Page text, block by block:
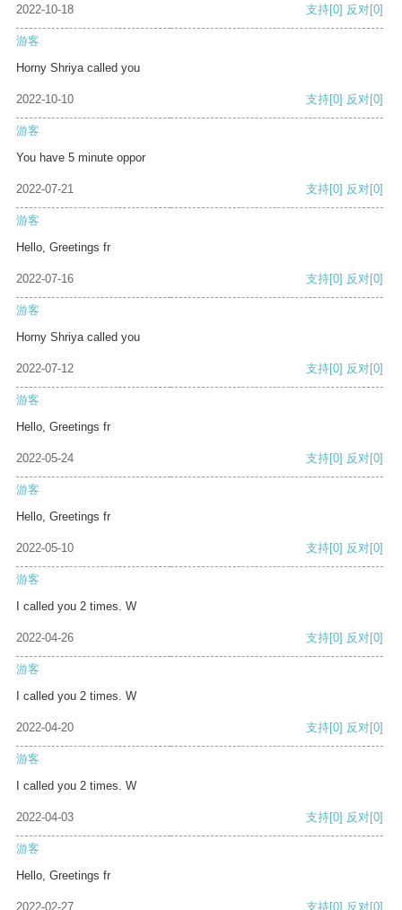
2022-10-18 支持[0] 反对[0]
游客
Horny Shriya called you
2022-10-10 支持[0] 反对[0]
游客
You have 5 minute oppor
2022-07-21 支持[0] 反对[0]
游客
Hello, Greetings fr
2022-07-16 支持[0] 反对[0]
游客
Horny Shriya called you
2022-07-12 支持[0] 反对[0]
游客
Hello, Greetings fr
2022-05-24 支持[0] 反对[0]
游客
Hello, Greetings fr
2022-05-10 支持[0] 反对[0]
游客
I called you 2 times. W
2022-04-26 支持[0] 反对[0]
游客
I called you 2 times. W
2022-04-20 支持[0] 反对[0]
游客
I called you 2 times. W
2022-04-03 支持[0] 反对[0]
游客
Hello, Greetings fr
2022-02-27 支持[0] 反对[0]